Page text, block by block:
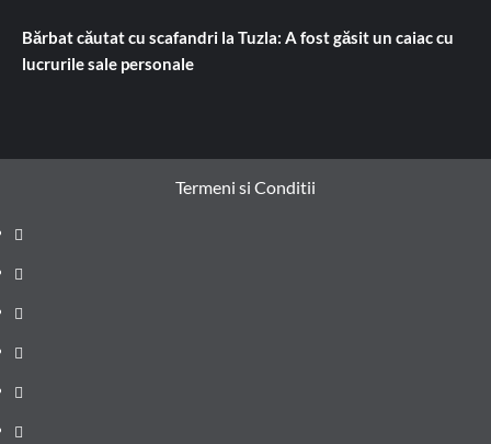
Bărbat căutat cu scafandri la Tuzla: A fost găsit un caiac cu
lucrurile sale personale
Termeni si Conditii
Prima
pagină
Știri
de
ultima
Administrație
locală
Actualitate
Justiție
Cultura